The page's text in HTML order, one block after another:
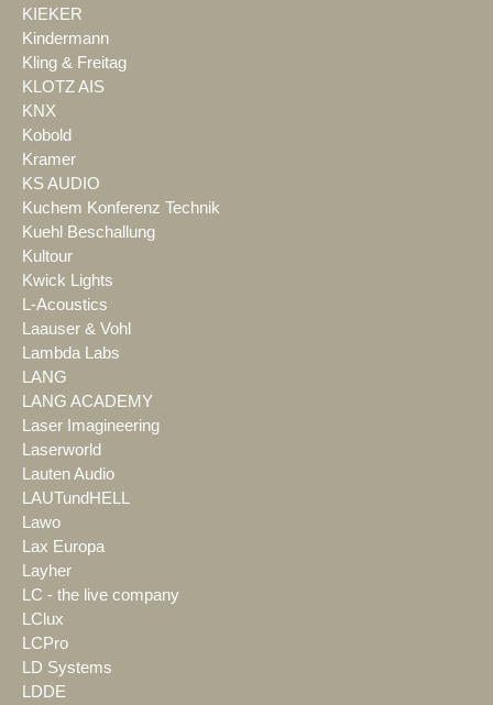
KIEKER
Kindermann
Kling & Freitag
KLOTZ AIS
KNX
Kobold
Kramer
KS AUDIO
Kuchem Konferenz Technik
Kuehl Beschallung
Kultour
Kwick Lights
L-Acoustics
Laauser & Vohl
Lambda Labs
LANG
LANG ACADEMY
Laser Imagineering
Laserworld
Lauten Audio
LAUTundHELL
Lawo
Lax Europa
Layher
LC - the live company
LClux
LCPro
LD Systems
LDDE